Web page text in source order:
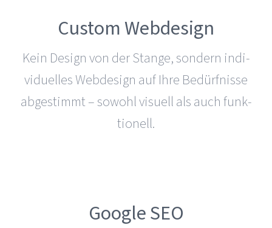
Custom Webdesign
Kein Design von der Stange, sondern indi­
vi­du­elles Webdesign auf Ihre Bedürf­nisse
abge­stimmt – sowohl visuell als auch funk­
tio­nell.
Google SEO